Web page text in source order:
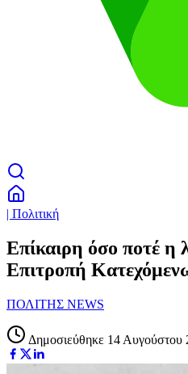
| Πολιτική
Επίκαιρη όσο ποτέ η
Επιτροπή
ΠΟΛΙΤΗΣ NEWS
Δημοσιεύθηκε 14 Αυγούστου